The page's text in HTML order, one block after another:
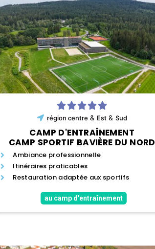
région centre & Est& Sud
CAMP D'ENTRAÎNEMENT
CAMP SPORTIF BAVIÈRE DU NORD
Ambiance professionnelle
Itinéraires praticables
Restauration adaptée aux sportifs
au camp d'entraînement